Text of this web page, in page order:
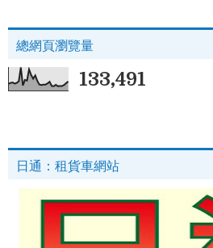
總網頁瀏覽量
133,491
日通：租貨車網站